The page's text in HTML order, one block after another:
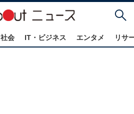
社会 IT・ビジネス エンタメ リサ